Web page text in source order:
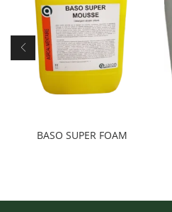
BASO SUPER FOAM